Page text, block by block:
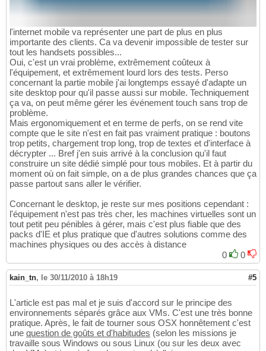
l'internet mobile va représenter une part de plus en plus
importante des clients. Ca va devenir impossible de tester sur
tout les handsets possibles...
Oui, c'est un vrai problème, extrêmement coûteux à
l'équipement, et extrêmement lourd lors des tests. Perso
concernant la partie mobile j'ai longtemps essayé d'adapte un
site desktop pour qu'il passe aussi sur mobile. Techniquement
ça va, on peut même gérer les événement touch sans trop de
problème.
Mais ergonomiquement et en terme de perfs, on se rend vite
compte que le site n'est en fait pas vraiment pratique : boutons
trop petits, chargement trop long, trop de textes et d'interface à
décrypter ... Bref j'en suis arrivé à la conclusion qu'il faut
construire un site dédié simplé pour tous mobiles. Et à partir du
moment où on fait simple, on a de plus grandes chances que ça
passe partout sans aller le vérifier.
Concernant le desktop, je reste sur mes positions cependant :
l'équipement n'est pas très cher, les machines virtuelles sont un
tout petit peu pénibles à gérer, mais c'est plus fiable que des
packs d'IE et plus pratique que d'autres solutions comme des
machines physiques ou des accès à distance
0
0
kain_tn, le 30/11/2010 à 18h19 #5
L'article est pas mal et je suis d'accord sur le principe des
environnements séparés grâce aux VMs. C'est une très bonne
pratique. Après, le fait de tourner sous OSX honnêtement c'est
une question de goûts et d'habitudes (selon les missions je
travaille sous Windows ou sous Linux (ou sur les deux avec